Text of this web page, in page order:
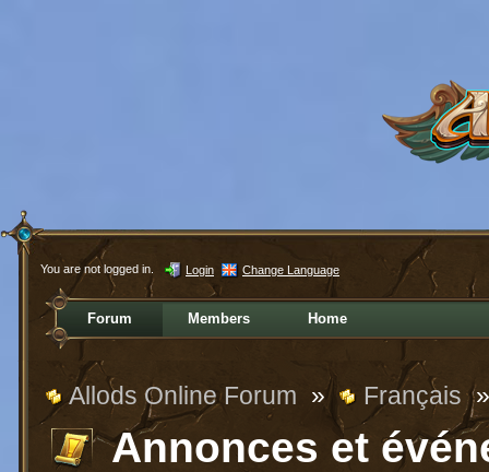
You are not logged in. Login Change Language
Forum Members Home
Allods Online Forum » Français »
Annonces et